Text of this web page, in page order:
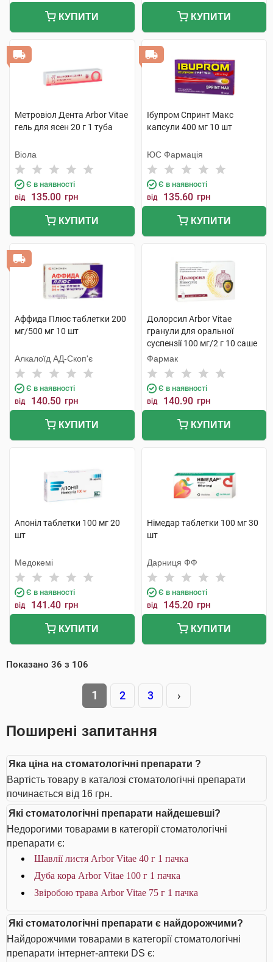
КУПИТИ КУПИТИ
Метровіол Дента Arbor Vitae
гель для ясен 20 г 1 туба
Віола
Є в наявності
від 135.00 грн
КУПИТИ
Ібупром Спринт Макс
капсули 400 мг 10 шт
ЮС Фармація
Є в наявності
від 135.60 грн
КУПИТИ
Аффида Плюс таблетки 200
мг/500 мг 10 шт
Алкалоїд АД-Скоп'є
Є в наявності
від 140.50 грн
КУПИТИ
Долорсил Arbor Vitae
гранули для оральної
суспензії 100 мг/2 г 10 саше
Фармак
Є в наявності
від 140.90 грн
КУПИТИ
Апоніл таблетки 100 мг 20
шт
Медокемі
Є в наявності
від 141.40 грн
КУПИТИ
Німедар таблетки 100 мг 30
шт
Дарниця ФФ
Є в наявності
від 145.20 грн
КУПИТИ
Показано 36 з 106
1 2 3 ›
Поширені запитання
Яка ціна на стоматологічні препарати ?
Вартість товару в каталозі стоматологічні препарати
починається від 16 грн.
Які стоматологічні препарати найдешевші?
Недорогими товарами в категорії стоматологічні
препарати є:
Шавлії листя Arbor Vitae 40 г 1 пачка
Дуба кора Arbor Vitae 100 г 1 пачка
Звіробою трава Arbor Vitae 75 г 1 пачка
Які стоматологічні препарати є найдорожчими?
Найдорожчими товарами в категорії стоматологічні
препарати інтернет-аптеки DS є: